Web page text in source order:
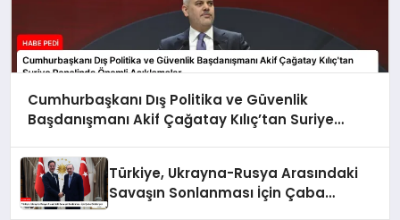
Cumhurbaşkanı Dış Politika ve Güvenlik
Başdanışmanı Akif Çağatay Kılıç’tan Suriye
Türkiye, Ukrayna-Rusya Arasındaki
Savaşın Sonlanması İçin Çaba